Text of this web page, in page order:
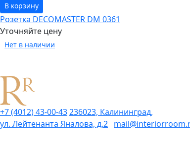
В корзину
Розетка DECOMASTER DM 0361
Уточняйте цену
Нет в наличии
+7 (4012) 43-00-43236023, Калининград,
ул. Лейтенанта Яналова, д.2